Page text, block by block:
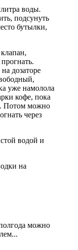
воды.
подсунуть
бутылки,
дозаторе
уже намолола
кофе, пока
Потом можно
через
водой и
на
можно